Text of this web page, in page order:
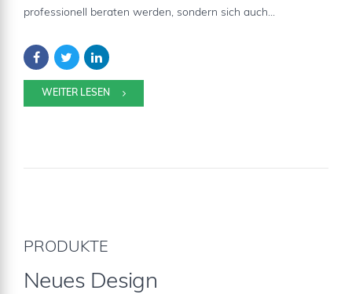
professionell beraten werden, sondern sich auch...
WEITER LESEN
PRODUKTE
Neues Design